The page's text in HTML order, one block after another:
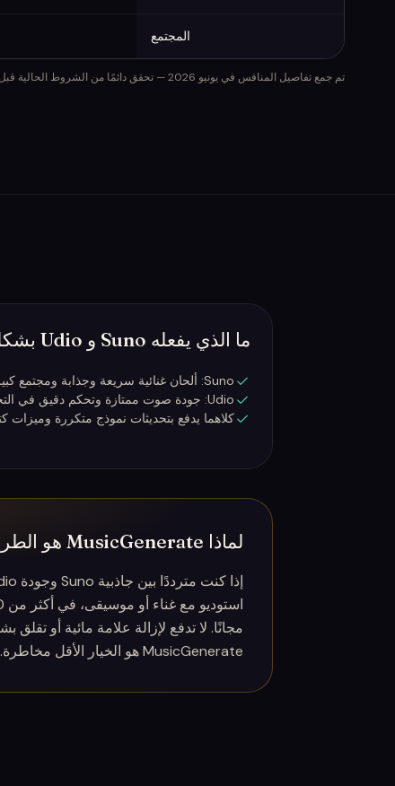
المجتمع
تم جمع تفاصيل المنافس في يونيو 2026 — تحقق دائمًا من الشروط الحالية قبل الإصدار التجاري.
ما الذي يفعله Suno و Udio بشكل جيد
Suno: ألحان غنائية سريعة وجذابة ومجتمع كبير لمشاركة الأفكار
Udio: جودة صوت ممتازة وتحكم دقيق في التحرير/الريمكس
كلاهما يدفع بتحديثات نموذج متكررة وميزات
لماذا MusicGenerate هو الطريقة المجانية للحصول على كليهما
مجانًا. لا تدفع لإزالة علامة مائية أو
MusicGenerate هو الخيار الأقل مخاطرة.